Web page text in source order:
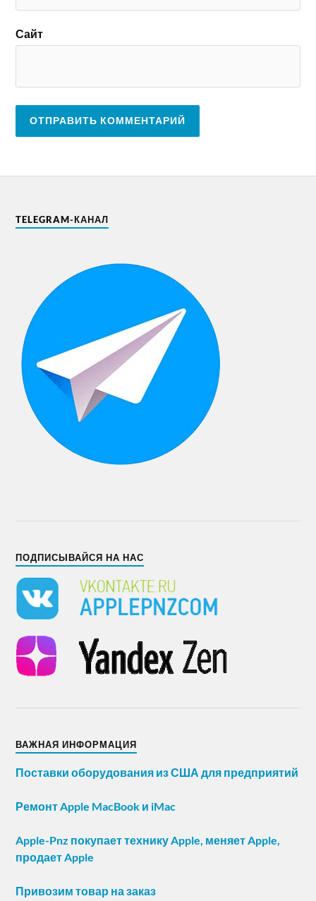
Сайт
TELEGRAM-КАНАЛ
ПОДПИСЫВАЙСЯ НА НАС
ВАЖНАЯ ИНФОРМАЦИЯ
Поставки оборудования из США для предприятий
Ремонт Apple MacBook и iMac
Apple-Pnz покупает технику Apple, меняет Apple,
продает Apple
Привозим товар на заказ